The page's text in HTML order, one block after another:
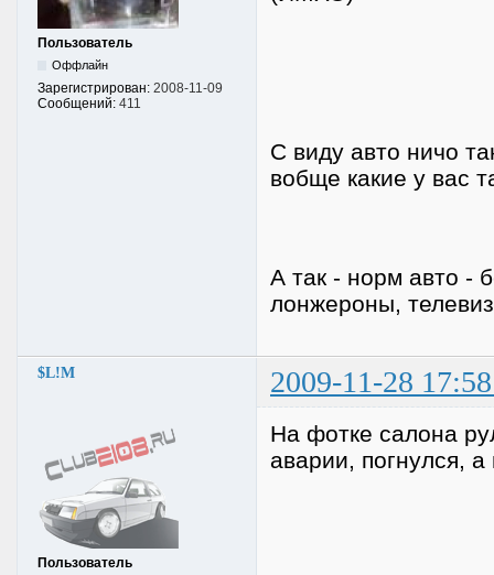
Пользователь
Оффлайн
Зарегистрирован: 2008-11-09
Сообщений: 411
С виду авто ничо
вобще какие у вас
А так - норм авто -
лонжероны,
$L!M 2009-11-28
Пользователь
На фотке салона
аварии, погнулся,